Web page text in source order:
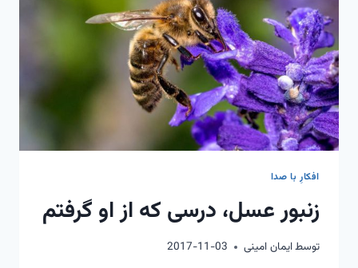
افکارِ با صدا
زنبور عسل، درسی که از او گرفتم
توسطایمان امینی 2017-11-03